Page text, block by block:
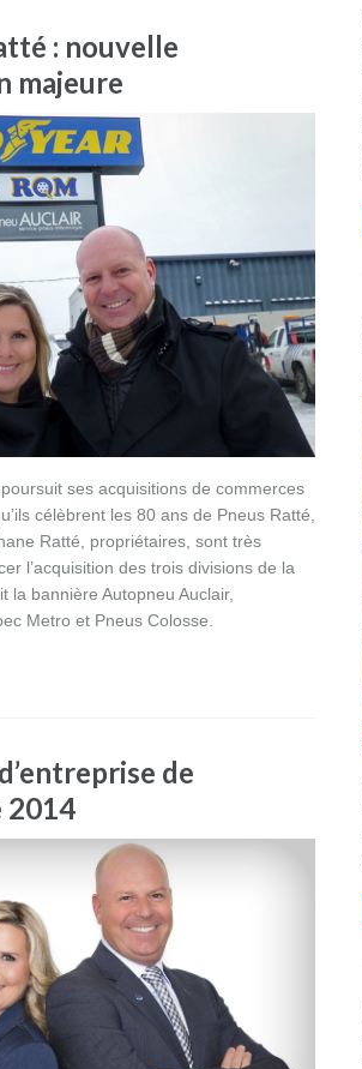
: nouvelle
majeure
ses acquisitions de commerces
célèbrent les 80 ans de Pneus Ratté,
Ratté, propriétaires, sont très
l’acquisition des trois divisions de la
la bannière Autopneu Auclair,
Metro et Pneus Colosse.
de
2014